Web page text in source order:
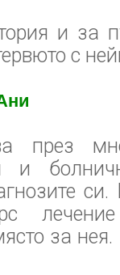
и за
с
през
и
за